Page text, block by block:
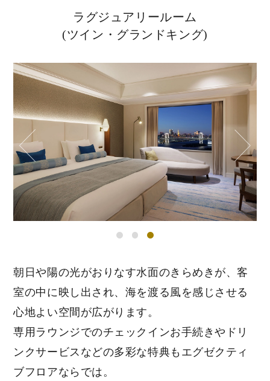
ラグジュアリールーム
(ツイン・グランドキング)
朝日や陽の光がおりなす水面のきらめきが、客
室の中に映し出され、海を渡る風を感じさせる
心地よい空間が広がります。
専用ラウンジでのチェックインお手続きやドリ
ンクサービスなどの多彩な特典もエグゼクティ
ブフロアならでは。